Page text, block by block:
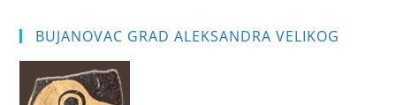
BUJANOVAC GRAD ALEKSANDRA VELIKOG